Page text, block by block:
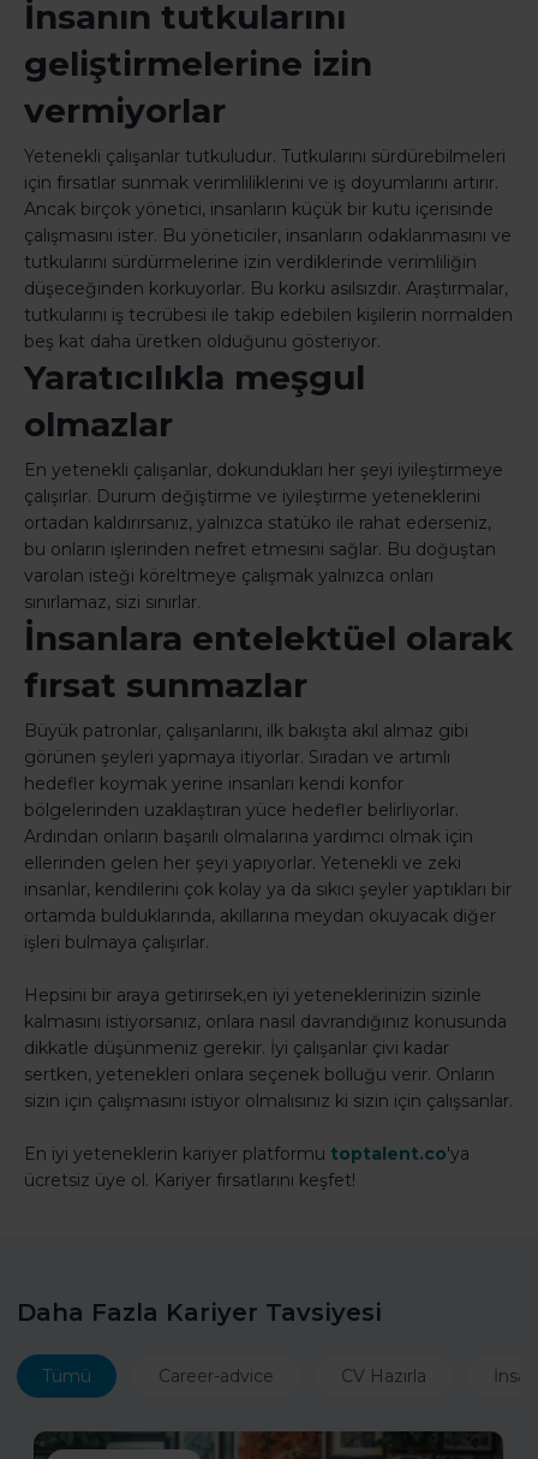
İnsanın tutkularını
geliştirmelerine izin
vermiyorlar
Yetenekli çalışanlar tutkuludur. Tutkularını sürdürebilmeleri
için fırsatlar sunmak verimliliklerini ve iş doyumlarını artırır.
Ancak birçok yönetici, insanların küçük bir kutu içerisinde
çalışmasını ister. Bu yöneticiler, insanların odaklanmasını ve
tutkularını sürdürmelerine izin verdiklerinde verimliliğin
düşeceğinden korkuyorlar. Bu korku asılsızdır. Araştırmalar,
tutkularını iş tecrübesi ile takip edebilen kişilerin normalden
beş kat daha üretken olduğunu gösteriyor.
Yaratıcılıkla meşgul
olmazlar
En yetenekli çalışanlar, dokundukları her şeyi iyileştirmeye
çalışırlar. Durum değiştirme ve iyileştirme yeteneklerini
ortadan kaldırırsanız, yalnızca statüko ile rahat ederseniz,
bu onların işlerinden nefret etmesini sağlar. Bu doğuştan
varolan isteği köreltmeye çalışmak yalnızca onları
sınırlamaz, sizi sınırlar.
İnsanlara entelektüel olarak
fırsat sunmazlar
Büyük patronlar, çalışanlarını, ilk bakışta akıl almaz gibi
görünen şeyleri yapmaya itiyorlar. Sıradan ve artımlı
hedefler koymak yerine insanları kendi konfor
bölgelerinden uzaklaştıran yüce hedefler belirliyorlar.
Ardından onların başarılı olmalarına yardımcı olmak için
ellerinden gelen her şeyi yapıyorlar. Yetenekli ve zeki
insanlar, kendilerini çok kolay ya da sıkıcı şeyler yaptıkları bir
ortamda bulduklarında, akıllarına meydan okuyacak diğer
işleri bulmaya çalışırlar.
Hepsini bir araya getirirsek,en iyi yeteneklerinizin sizinle
kalmasını istiyorsanız, onlara nasıl davrandığınız konusunda
dikkatle düşünmeniz gerekir. İyi çalışanlar çivi kadar
sertken, yetenekleri onlara seçenek bolluğu verir. Onların
sizin için çalışmasını istiyor olmalısınız ki sizin için çalışsanlar.
En iyi yeteneklerin kariyer platformu toptalent.co'ya
ücretsiz üye ol. Kariyer fırsatlarını keşfet!
Daha Fazla Kariyer Tavsiyesi
Tümü Career-advice CV Hazırla